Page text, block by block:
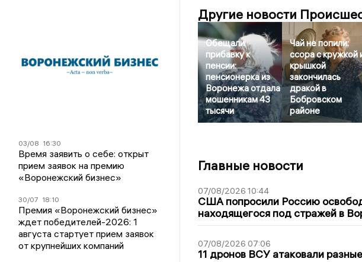
03/08 16:30
Время заявить о себе: открыт
прием заявок на премию
«Воронежский бизнес»
30/07 18:10
Премия «Воронежский бизнес»
ждет победителей-2026: 1
августа стартует прием заявок
от крупнейших компаний
Другие новости
Обещали
прибавку к
пенсии:
пенсионерка из
Воронежа отдала
мошенникам 43
тысячи
Чай не попили:
ссора с кружкой
крышкой
закончилась
дракой в
Бобровском
районе
Главные новости
07/08/2026 10:44
США попросили Россию
находящегося под стражей в
07/08/2026 07:06
11 дронов ВСУ атаковали